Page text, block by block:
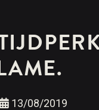
13/08/2019